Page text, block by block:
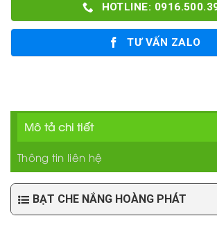
HOTLINE:
TƯ VẤN ZALO
Mô tả chi tiết
Thông tin liên hệ
BẠT CHE NẮNG HOÀNG PHÁT